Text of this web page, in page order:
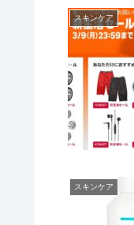
スキンケア
スキンケア